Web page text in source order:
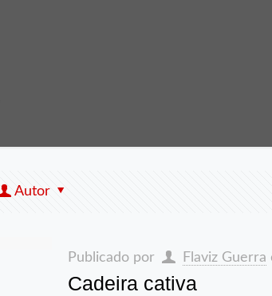
Autor
Publicado por Flaviz Guerra
Cadeira cativa